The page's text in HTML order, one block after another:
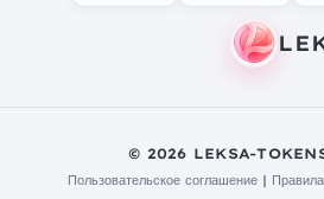
© 2026 LEKSA-
Пользовательское соглашение |